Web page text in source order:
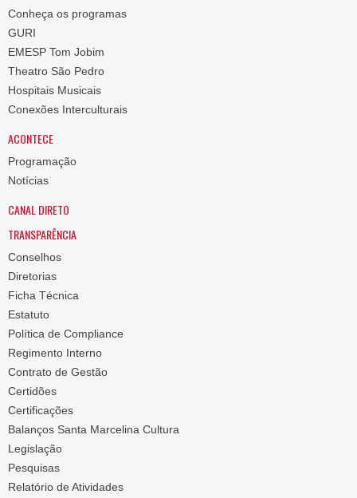
Conheça os programas
GURI
EMESP Tom Jobim
Theatro São Pedro
Hospitais Musicais
Conexões Interculturais
ACONTECE
Programação
Notícias
CANAL DIRETO
TRANSPARÊNCIA
Conselhos
Diretorias
Ficha Técnica
Estatuto
Política de Compliance
Regimento Interno
Contrato de Gestão
Certidões
Certificações
Balanços Santa Marcelina Cultura
Legislação
Pesquisas
Relatório de Atividades